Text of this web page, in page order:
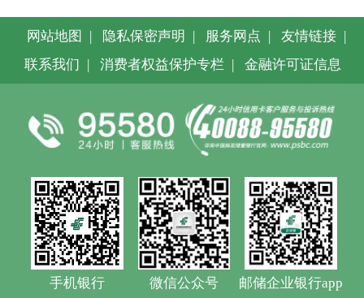
网站地图 隐私保密声明 服务网点 友情链接
联系我们
消费者权益保护专栏 金融许可证信息
手机银行 微信公众号 邮储企业银行app